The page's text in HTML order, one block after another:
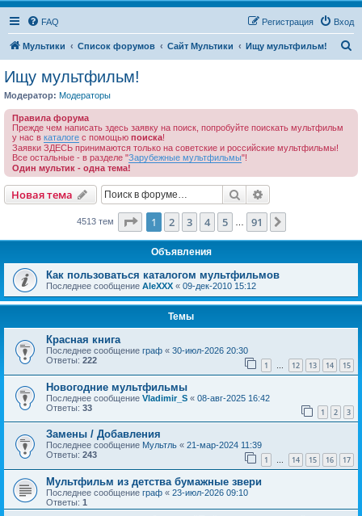
FAQ Вход
Регистрация
Мультики Список форумов Сайт Мультики Ищу мультфильм!
Ищу мультфильм!
Модератор: Модераторы
Правила форума
Прежде чем написать здесь заявку на поиск, попробуйте поискать мультфильм
у нас в каталоге с помощью поиска!
Заявки ЗДЕСЬ принимаются только на советские и российские мультфильмы!
Все остальные - в разделе "Зарубежные мультфильмы"!
Один мультик - одна тема!
Новая тема Поиск
4513 тем Страница из 91
1 2 3 4 5 91
Объявления
Как пользоваться каталогом мультфильмов
Последнее сообщение AleXXX « 09-дек-2010 15:12
Темы
Красная книга
Последнее сообщение граф « 30-июл-2026 20:30
Ответы: 222 1 … 12 13 14 15
Новогодние мультфильмы
Последнее сообщение Vladimir_S « 08-авг-2025 16:42
Ответы: 33 1 2 3
Замены / Добавления
Последнее сообщение Мультль « 21-мар-2024 11:39
Ответы: 243 1 … 14 15 16 17
Мультфильм из детства бумажные звери
Последнее сообщение граф « 23-июл-2026 09:10
Ответы: 1